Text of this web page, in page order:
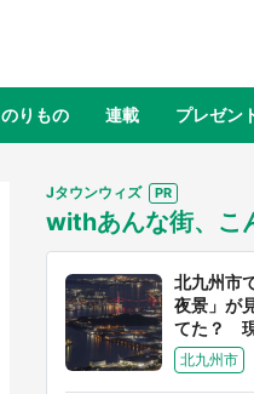
山形 福島
千葉 東京 神
のりもの 連載 プレゼン
ふるさと納税
Jタウンウィズ
withあんな街、こ
北九州市
夜景」が
てた？
聞く、き
方法
北九州市